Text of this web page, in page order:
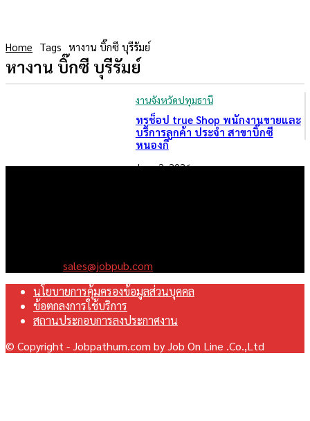
Home Tags หางาน บิ๊กซี บุรีรัมย์
หางาน บิ๊กซี บุรีรัมย์
งานจังหวัดปทุมธานี
ทรูช็อป true Shop พนักงานขายและ
บริการลูกค้า ประจำ สาขาบิ๊กซี
หนองกี่
June 2, 2026
sales@jobpub.com
นโยบายการคุ้มครองข้อมูลส่วนบุคคล
ข้อตกลงการใช้บริการ
สถานประกอบการลงประกาศงาน
© Copyright - Jobpathum.com by Job On Line .Co.,Ltd